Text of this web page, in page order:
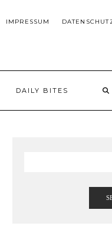
IMPRESSUM
DAILY BITES